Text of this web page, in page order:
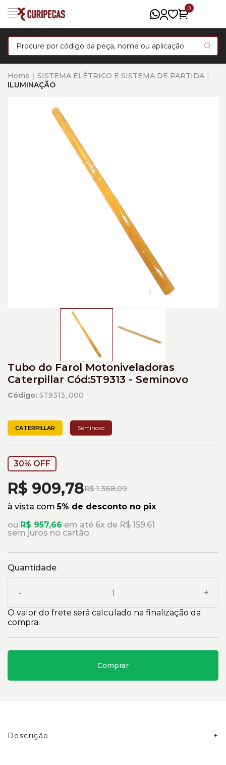
0
Home
SISTEMA ELÉTRICO E SISTEMA DE PARTIDA
ILUMINAÇÃO
Tubo do Farol Motoniveladoras
Caterpillar Cód:5T9313 - Seminovo
Código: 5T9313_000
CATERPILLAR Seminovo
30% OFF
R$ 1.368,09
R$ 909,78
à vista com5% de desconto no pix
ou R$ 957,66 em até 6x de R$ 159,61
sem juros no cartão
Quantidade
- +
O valor do frete será calculado na finalização da
compra.
Comprar
Descrição